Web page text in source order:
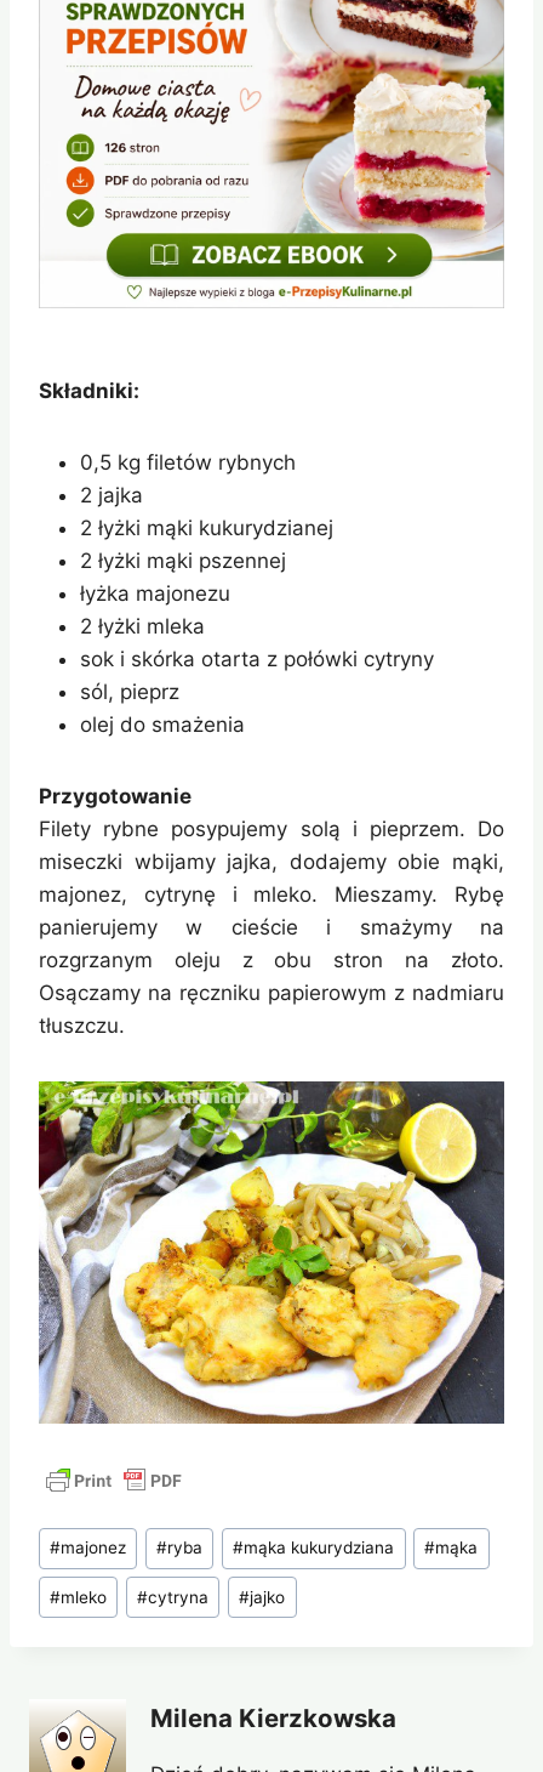
Składniki:
0,5 kg filetów rybnych
2 jajka
2 łyżki mąki kukurydzianej
2 łyżki mąki pszennej
łyżka majonezu
2 łyżki mleka
sok i skórka otarta z połówki cytryny
sól, pieprz
olej do smażenia
Przygotowanie
Filety rybne posypujemy solą i pieprzem. Do
miseczki wbijamy jajka, dodajemy obie mąki,
majonez, cytrynę i mleko. Mieszamy. Rybę
panierujemy w cieście i smażymy na
rozgrzanym oleju z obu stron na złoto.
Osączamy na ręczniku papierowym z nadmiaru
tłuszczu.
Tagi
wpisu:
#majonez #ryba #mąka kukurydziana #mąka
#mleko #cytryna #jajko
Milena Kierzkowska